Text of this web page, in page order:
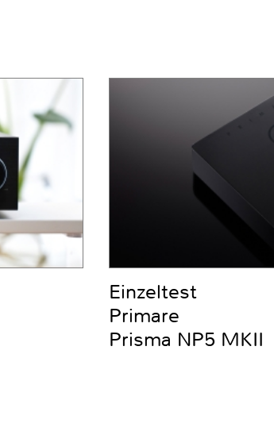
Einzeltest
Primare
Prisma NP5 MKII